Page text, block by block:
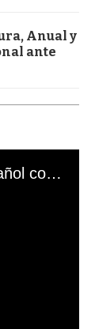
Anual y
ante
El mal momento de Yanina Gasañol con un hincha argentino en "Subrayado"